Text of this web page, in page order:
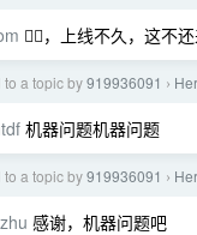
😮‍💨，上线不久，这不
to a topic by919936091 ›
机器问题机器问题
to a topic by919936091 ›
感谢，机器问题吧